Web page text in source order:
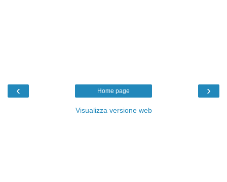
‹ ›
Home page
Visualizza versione web